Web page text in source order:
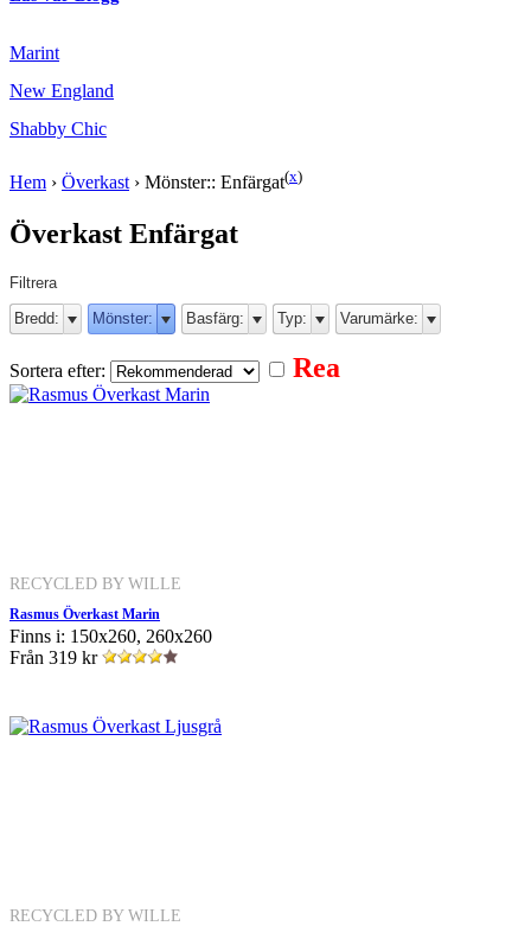
Marint
New England
Shabby Chic
Hem › Överkast› Mönster:: Enfärgat(x)
Överkast Enfärgat
Filtrera
Bredd:
Mönster: Basfärg: Typ: Varumärke:
Sortera efter: Rea
RECYCLED BY WILLE
Rasmus Överkast Marin
Finns i: 150x260, 260x260
Från 319 kr
RECYCLED BY WILLE